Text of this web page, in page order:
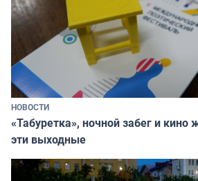
НОВОСТИ
«Табуретка», ночной забег и
эти выходные